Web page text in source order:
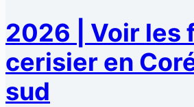
2026 | Voir les
cerisier en
sud